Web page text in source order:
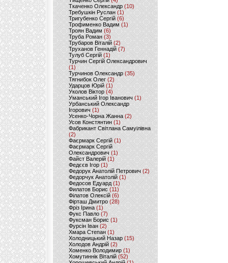
Ткаченко Олександр (10)
Требушкін Руслан (1)
Тригубенко Сергій(6)
Трофименко Вадим (1)
Троян Вадим (6)
Труба Роман(3)
Трубаров Віталій (2)
Труханов Геннадій (7)
Тулуб Сергій(1)
Турчин Сергій Олександрович
(1)
Турчинов Олександр(35)
Тягнибок Олег (2)
Ударцов Юрій (1)
Уколов Віктор(4)
Уманський Ігор Іванович(1)
Урбанський Олександр
Ігорович (1)
Усенко-Чорна Жанна (2)
Усов Констянтин(1)
Фабрикант Світлана Самуілівна
(2)
Фаєрмарк Сергій(1)
Фаєрмарк Сергій
Олександрович (1)
Файст Валерій(1)
Федєєв Ігор (1)
Федорук Анатолій Петрович (2)
Федорчук Анатолій (1)
Федосов Едуард (1)
Филатов Борис (11)
Філатов Олексій (6)
Фірташ Дмитро (28)
Фріз Ірина (1)
Фукс Павло (7)
Фуксман Борис (1)
Фурсін Іван (2)
Хмара Степан(1)
Холодницький Назар(15)
Холодов Андрій (2)
Хоменко Володимир (1)
Хомутиннік Віталій (52)